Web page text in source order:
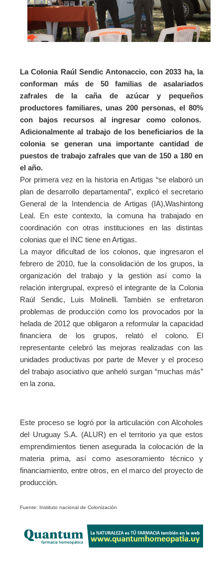
La Colonia Raúl Sendic Antonaccio, con 2033 ha, la
conforman más de 50 familias de asalariados
zafrales de la caña de azúcar y pequeños
productores familiares, unas 200 personas, el 80%
con bajos recursos al ingresar como colonos.
Adicionalmente al trabajo de los beneficiarios de la
colonia se generan una importante cantidad de
puestos de trabajo zafrales que van de 150 a 180 en
el año.
Por primera vez en la historia en Artigas “se elaboró un
plan de desarrollo departamental”, explicó el secretario
General de la Intendencia de Artigas (IA),Washintong
Leal. En este contexto, la comuna ha trabajado en
coordinación con otras instituciones en las distintas
colonias que el INC tiene en Artigas.
La mayor dificultad de los colonos, que ingresaron el
febrero de 2010, fue la consolidación de los grupos, la
organización del trabajo y la gestión así como la
relación intergrupal, expresó el integrante de la Colonia
Raúl Sendic, Luis Molinelli. También se enfretaron
problemas de producción como los provocados por la
helada de 2012 que obligaron a reformular la capacidad
financiera de los grupos, relató el colono. El
representante celebró las mejoras realizadas con las
unidades productivas por parte de Mever y el proceso
del trabajo asociativo que anheló surgan “muchas más”
en la zona.
Este proceso se logró por la articulación con Alcoholes
del Uruguay S.A. (ALUR) en el territorio ya que estos
emprendimientos tienen asegurada la colocación de la
materia prima, así como asesoramiento técnico y
financiamiento, entre otros, en el marco del proyecto de
producción.
Fuente: Instituto nacional de Colonización